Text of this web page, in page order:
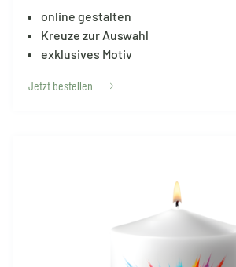
online gestalten
Kreuze zur Auswahl
exklusives Motiv
Jetzt bestellen